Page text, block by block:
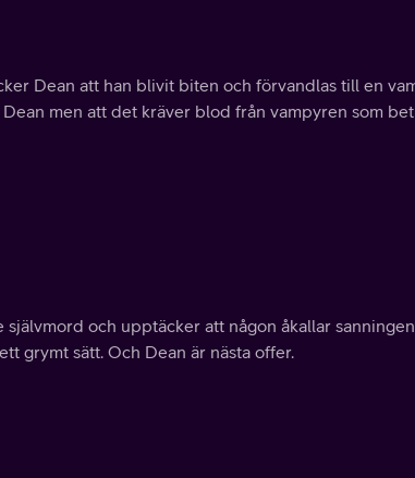
Dean att han blivit biten och förvandlas till en
men att det kräver blod från vampyren som
och upptäcker att någon åkallar
grymt sätt. Och Dean är nästa offer.